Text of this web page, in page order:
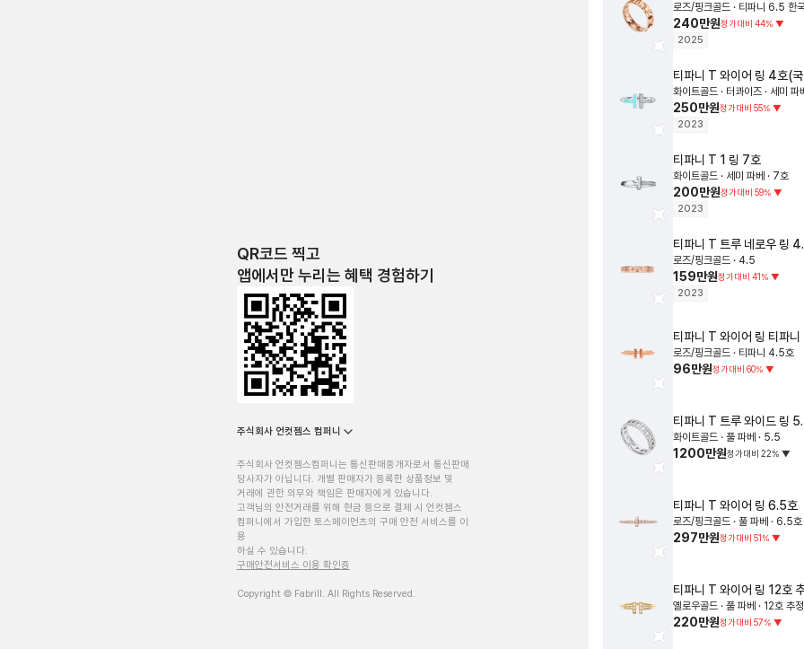
QR코드 찍고
앱에서만 누리는 혜택 경험하기
주식회사 언컷젬스 컴퍼니
주식회사 언컷젬스컴퍼니는 통신판매중개자로서 통신판매
당사자가 아닙니다. 개별 판매자가 등록한 상품정보 및
거래에 관한 의무와 책임은 판매자에게 있습니다.
고객님의 안전거래를 위해 현금 등으로 결제 시 언컷젬스
컴퍼니에서 가입한 토스페이먼츠의 구매 안전 서비스를 이
용
하실 수 있습니다.
구매안전서비스 이용 확인증
Copyright © Fabrill. All Rights Reserved.
로즈/핑크골드 · 티파니 6.5 한
240만원정가대비 44% ▼
2025
티파니 T 와이어 링 4호(
화이트골드 · 터콰이즈 · 세미
250만원정가대비 55% ▼
2023
티파니 T 1 링 7호
화이트골드 · 세미 파베 · 7호
200만원정가대비 59% ▼
2023
티파니 T 트루 네로우 링
로즈/핑크골드 · 4.5
159만원정가대비 41% ▼
2023
티파니 T 와이어 링 티파
로즈/핑크골드 · 티파니 4.5호
96만원정가대비 60% ▼
티파니 T 트루 와이드 링
화이트골드 · 풀 파베 · 5.5
1200만원정가대비 22% ▼
티파니 T 와이어 링 6.5호
로즈/핑크골드 · 풀 파베 · 6.5호
297만원정가대비 51% ▼
티파니 T 와이어 링 12호
옐로우골드 · 풀 파베 · 12호 추정
220만원정가대비 57% ▼